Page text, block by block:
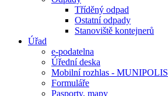
Tříděný odpad
Ostatní odpady
Stanoviště kontejnerů
Úřad
e-podatelna
Úřední deska
Mobilní rozhlas - MUNIPOLIS
Formuláře
Pasporty, mapy